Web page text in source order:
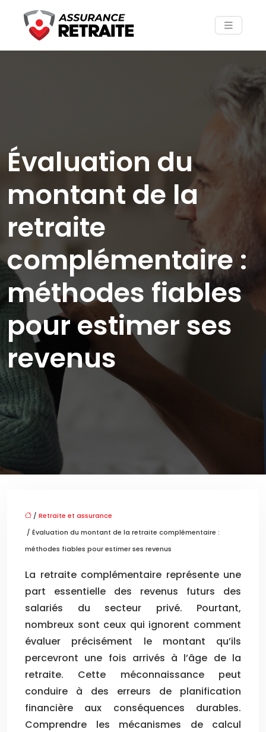
Évaluation du
montant de la
retraite
complémentaire :
méthodes fiables
pour estimer ses
revenus
/ Retraite et assurance
/ Évaluation du montant de la retraite complémentaire :
méthodes fiables pour estimer ses revenus
La retraite complémentaire représente une
part essentielle des revenus futurs des
salariés du secteur privé. Pourtant,
nombreux sont ceux qui ignorent comment
évaluer précisément le montant qu’ils
percevront une fois arrivés à l’âge de la
retraite. Cette méconnaissance peut
conduire à des erreurs de planification
financière aux conséquences durables.
Comprendre les mécanismes de calcul